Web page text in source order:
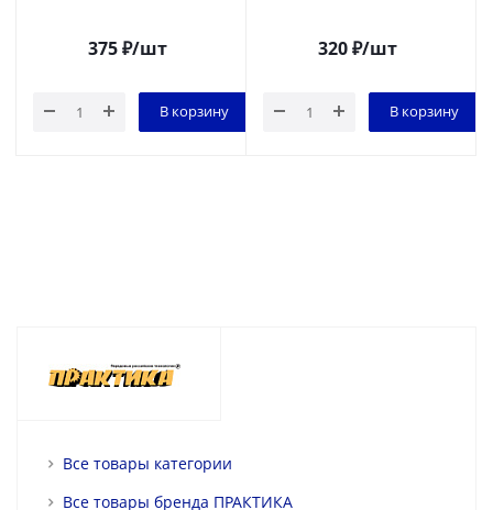
375₽/шт
В корзину
320₽/шт
В корзину
Все товары категории
Все товары бренда ПРАКТИКА